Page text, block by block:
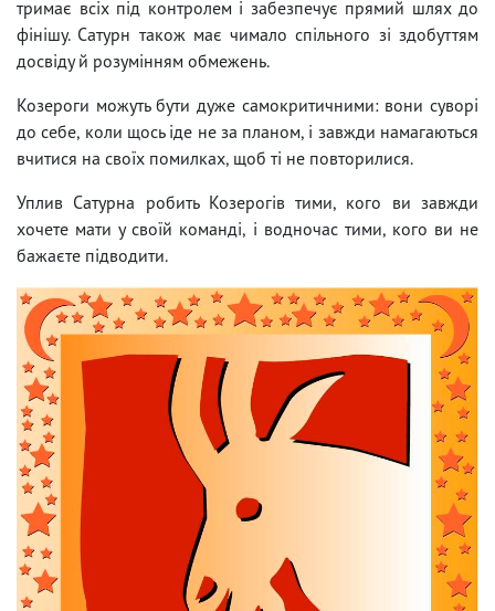
тримає всіх під контролем і забезпечує прямий шлях до
фінішу. Сатурн також має чимало спільного зі здобуттям
досвіду й розумінням обмежень.
Козероги можуть бути дуже самокритичними: вони суворі
до себе, коли щось іде не за планом, і завжди намагаються
вчитися на своїх помилках, щоб ті не повторилися.
Уплив Сатурна робить Козерогів тими, кого ви завжди
хочете мати у своїй команді, і водночас тими, кого ви не
бажаєте підводити.